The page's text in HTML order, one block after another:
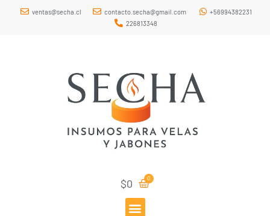
ventas@secha.cl contacto.secha@gmail.com
+56994382231
226813348
$0